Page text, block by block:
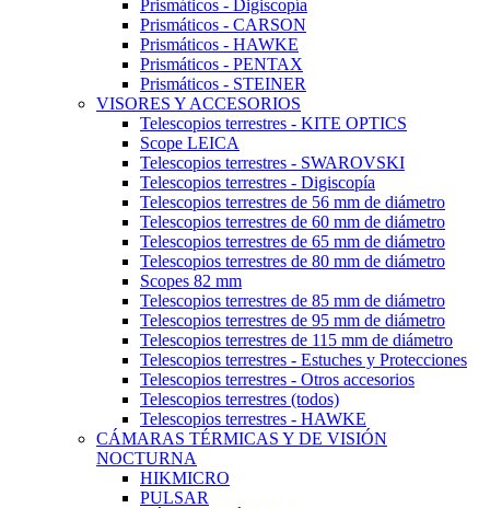
Prismáticos - Digiscopía
Prismáticos - CARSON
Prismáticos - HAWKE
Prismáticos - PENTAX
Prismáticos - STEINER
VISORES Y ACCESORIOS
Telescopios terrestres - KITE OPTICS
Scope LEICA
Telescopios terrestres - SWAROVSKI
Telescopios terrestres - Digiscopía
Telescopios terrestres de 56 mm de diámetro
Telescopios terrestres de 60 mm de diámetro
Telescopios terrestres de 65 mm de diámetro
Telescopios terrestres de 80 mm de diámetro
Scopes 82 mm
Telescopios terrestres de 85 mm de diámetro
Telescopios terrestres de 95 mm de diámetro
Telescopios terrestres de 115 mm de diámetro
Telescopios terrestres - Estuches y Protecciones
Telescopios terrestres - Otros accesorios
Telescopios terrestres (todos)
Telescopios terrestres - HAWKE
CÁMARAS TÉRMICAS Y DE VISIÓN
NOCTURNA
HIKMICRO
PULSAR